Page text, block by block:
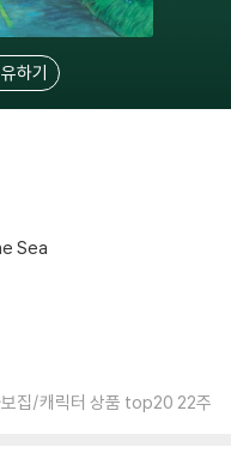
하기
Sea
집/캐릭터 상품 top20 22주